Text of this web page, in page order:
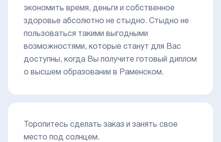
экономить время, деньги и собственное
здоровье абсолютно не стыдно. Стыдно не
пользоваться такими выгодными
возможностями, которые станут для Вас
доступны, когда Вы получите готовый диплом
о высшем образовании в Раменском.
Торопитесь сделать заказ и занять свое
место под солнцем.